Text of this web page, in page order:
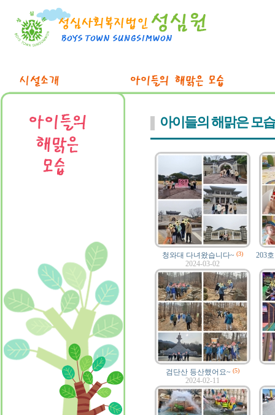
아이들의 해맑은 모습
청와대 다녀왔습니다~ (3)
2024-03-02
203
검단산 등산했어요~ (5)
2024-02-11